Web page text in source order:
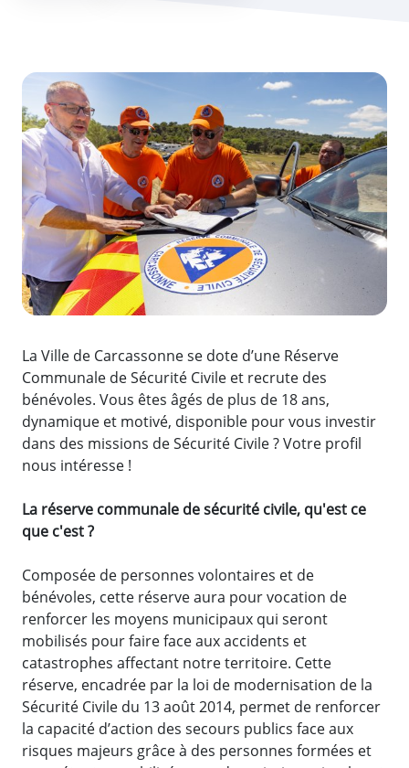
Zoom de l'image
La Ville de Carcassonne se dote d’une Réserve
Communale de Sécurité Civile et recrute des
bénévoles. Vous êtes âgés de plus de 18 ans,
dynamique et motivé, disponible pour vous investir
dans des missions de Sécurité Civile ? Votre profil
nous intéresse !
La réserve communale de sécurité civile, qu'est ce
que c'est ?
Composée de personnes volontaires et de
bénévoles, cette réserve aura pour vocation de
renforcer les moyens municipaux qui seront
mobilisés pour faire face aux accidents et
catastrophes affectant notre territoire. Cette
réserve, encadrée par la loi de modernisation de la
Sécurité Civile du 13 août 2014, permet de renforcer
la capacité d’action des secours publics face aux
risques majeurs grâce à des personnes formées et